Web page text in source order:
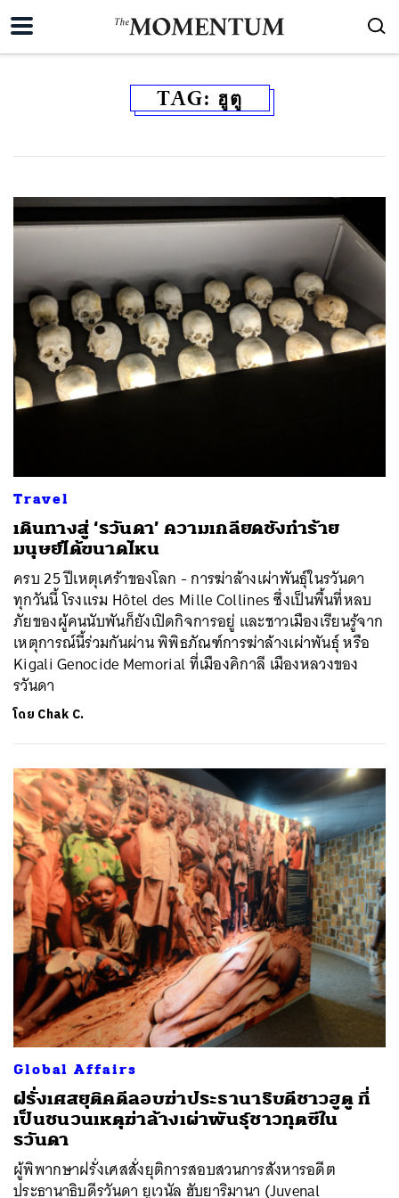
TAG: ฮูตู
Travel
เดินทางสู่ ‘รวันดา’ ความเกลียดชังทำร้าย
มนุษย์ได้ขนาดไหน
ครบ 25 ปีเหตุเศร้าของโลก - การฆ่าล้างเผ่าพันธุ์ในรวันดา
ทุกวันนี้ โรงแรม Hôtel des Mille Collines ซึ่งเป็นพื้นที่หลบ
ภัยของผู้คนนับพันก็ยังเปิดกิจการอยู่ และชาวเมืองเรียนรู้จาก
เหตุการณ์นี้ร่วมกันผ่าน พิพิธภัณฑ์การฆ่าล้างเผ่าพันธุ์ หรือ
Kigali Genocide Memorial ที่เมืองคิกาลี เมืองหลวงของ
รวันดา
โดย Chak C.
Global Affairs
ฝรั่งเศสยุติคดีลอบฆ่าประธานาธิบดีชาวฮูตู ที่
เป็นชนวนเหตุฆ่าล้างเผ่าพันธุ์ชาวทุตซีใน
รวันดา
ผู้พิพากษาฝรั่งเศสสั่งยุติการสอบสวนการสังหารอดีต
ประธานาธิบดีรวันดา ยูเวนัล ฮับยาริมานา (Juvenal
SHARE TWEET LINE EMAIL